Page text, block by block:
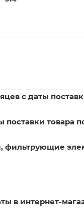
с даты
поставки товара
фильтрующие
в интернет-